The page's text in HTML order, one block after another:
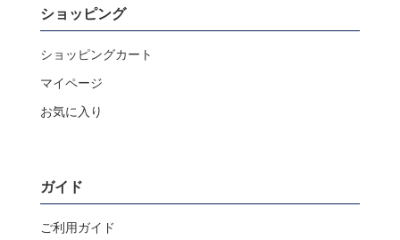
ショッピング
ショッピングカート
マイページ
お気に入り
ガイド
ご利用ガイド